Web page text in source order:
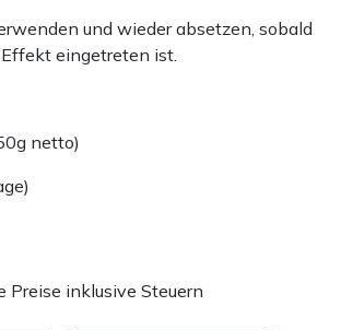
und wieder absetzen, sobald
eingetreten ist.
netto)
Preise inklusive Steuern